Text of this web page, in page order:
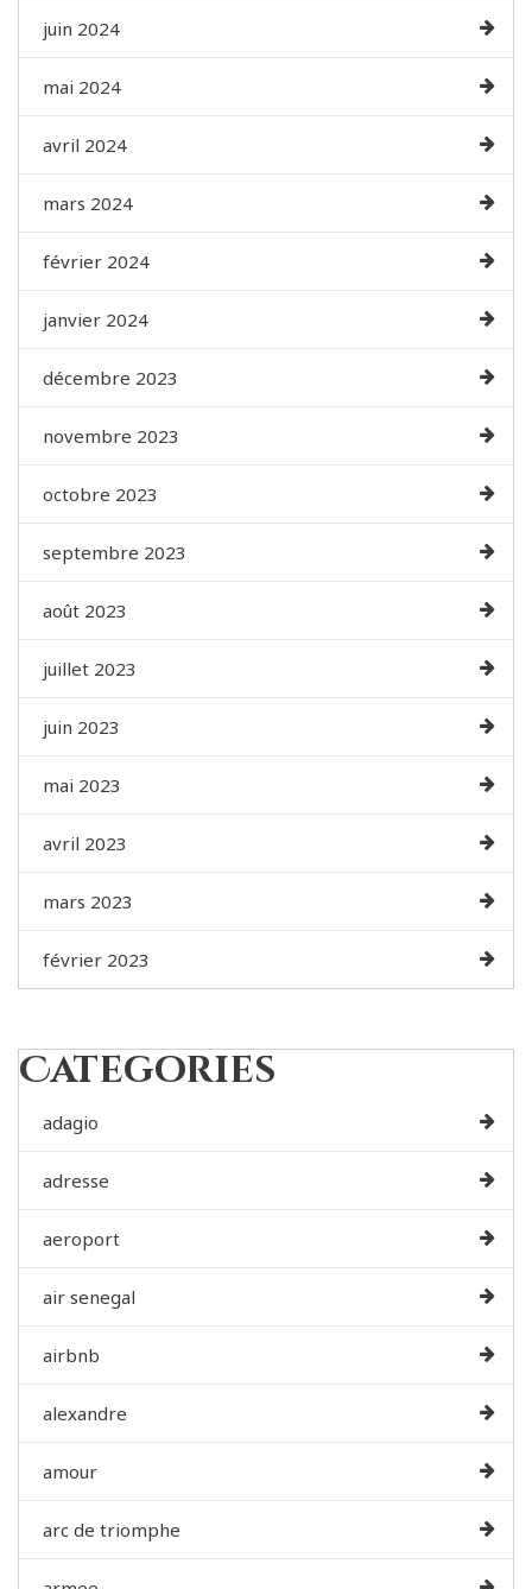
juin 2024
mai 2024
avril 2024
mars 2024
février 2024
janvier 2024
décembre 2023
novembre 2023
octobre 2023
septembre 2023
août 2023
juillet 2023
juin 2023
mai 2023
avril 2023
mars 2023
février 2023
Categories
adagio
adresse
aeroport
air senegal
airbnb
alexandre
amour
arc de triomphe